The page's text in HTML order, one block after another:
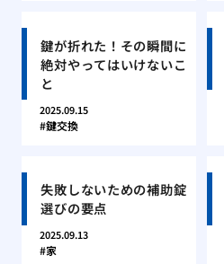
鍵が折れた！その瞬間に
絶対やってはいけないこ
と
2025.09.15
鍵交換
失敗しないための補助錠
選びの要点
2025.09.13
家